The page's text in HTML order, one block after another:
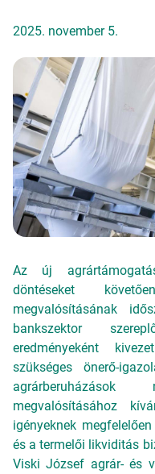
2025. november 5.
Az új
döntéseket
megvalósításának
bankszektor
eredményeként
szükséges önerő-
agrárberuházások
megvalósításához
igényeknek
és a termelői likviditás
Viski József agrár- és